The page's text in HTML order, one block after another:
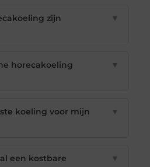
zijn
▼
horecakoeling
▼
koeling voor mijn
▼
een kostbare
▼